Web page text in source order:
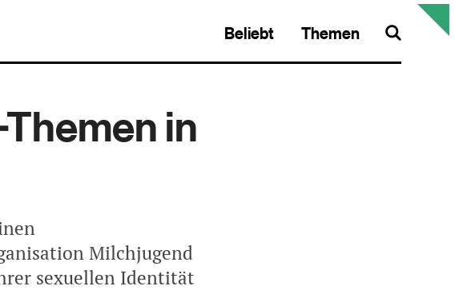
Beliebt Themen
in
Milchjugend
sexuellen Identität